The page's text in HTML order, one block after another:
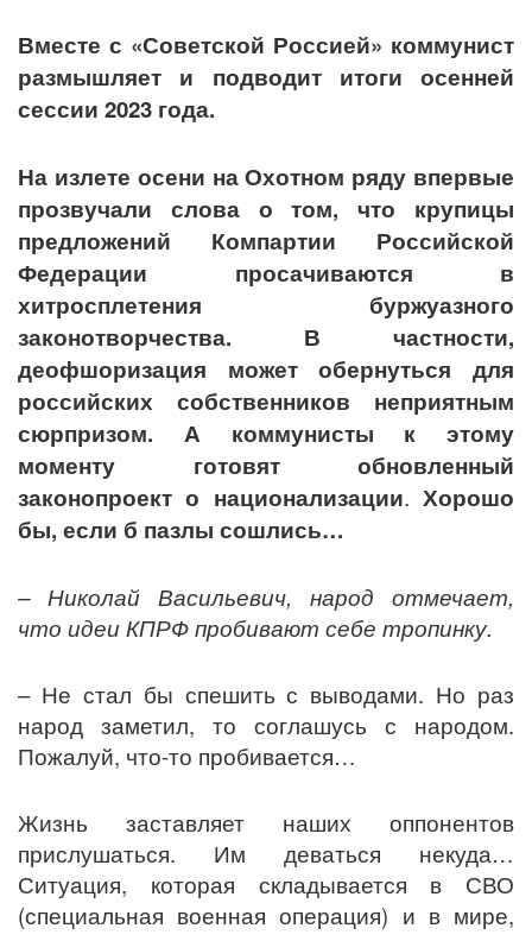
Вместе с «Советской Россией» коммунист
размышляет и подводит итоги осенней
сессии 2023 года.
На излете осени на Охотном ряду впервые
прозвучали слова о том, что крупицы
предложений Компартии Российской
Федерации просачиваются в
хитросплетения буржуазного
законотворчества. В частности,
деофшоризация может обернуться для
российских собственников неприятным
сюрпризом. А коммунисты к этому
моменту готовят обновленный
законопроект о национализации.Хорошо
бы, если б пазлы сошлись…
– Николай Васильевич, народ отмечает,
что идеи КПРФ пробивают себе тропинку.
– Не стал бы спешить с выводами. Но раз
народ заметил, то соглашусь с народом.
Пожалуй, что-то пробивается…
Жизнь заставляет наших оппонентов
прислушаться. Им деваться некуда…
Ситуация, которая складывается в СВО
(специальная военная операция) и в мире,